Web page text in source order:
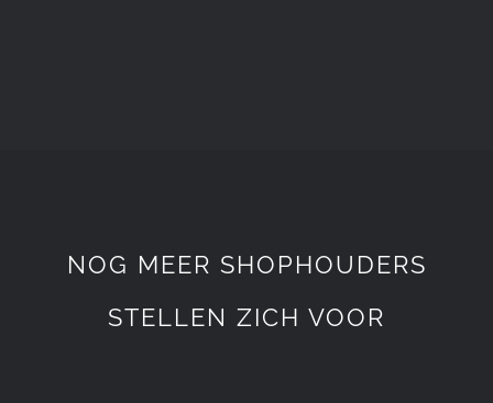
NOG MEER SHOPHOUDERS
STELLEN ZICH VOOR